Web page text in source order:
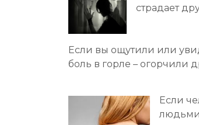
страдает
Если вы ощутили или
боль в горле – огорчили
Если
людьми